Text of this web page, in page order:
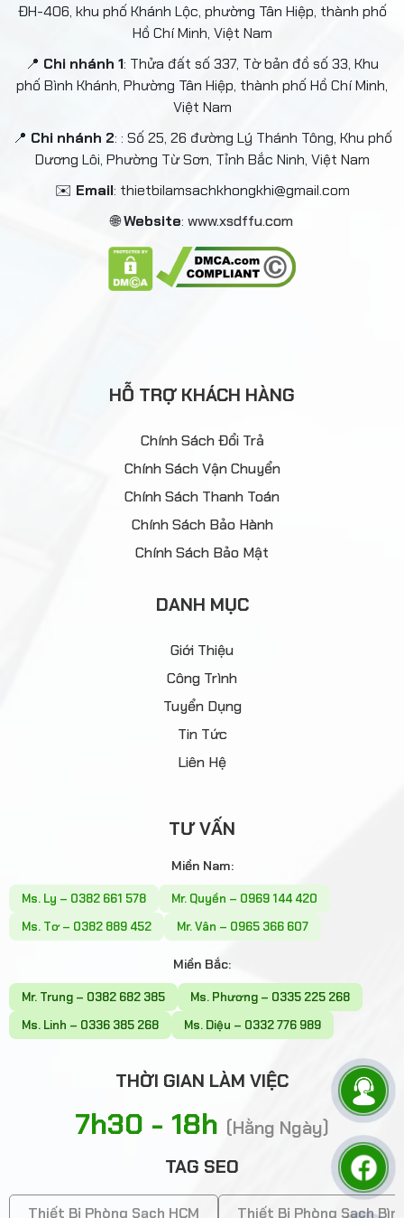
ĐH-406, khu phố Khánh Lộc, phường Tân Hiệp, thành phố
Hồ Chí Minh, Việt Nam
📍 Chi nhánh 1: Thửa đất số 337, Tờ bản đồ số 33, Khu
phố Bình Khánh, Phường Tân Hiệp, thành phố Hồ Chí Minh,
Việt Nam
📍 Chi nhánh 2: : Số 25, 26 đường Lý Thánh Tông, Khu phố
Dương Lôi, Phường Từ Sơn, Tỉnh Bắc Ninh, Việt Nam
✉️ Email: thietbilamsachkhongkhi@gmail.com
🌐Website: www.xsdffu.com
HỖ TRỢ KHÁCH HÀNG
Chính Sách Đổi Trả
Chính Sách Vận Chuyển
Chính Sách Thanh Toán
Chính Sách Bảo Hành
Chính Sách Bảo Mật
DANH MỤC
Giới Thiệu
Công Trình
Tuyển Dụng
Tin Tức
Liên Hệ
TƯ VẤN
Miền Nam:
Ms. Ly – 0382 661 578
Mr. Quyền – 0969 144 420
Ms. Tơ – 0382 889 452
Mr. Vân – 0965 366 607
Miền Bắc:
Mr. Trung – 0382 682 385
Ms. Phương – 0335 225 268
Ms. Linh – 0336 385 268
Ms. Diệu – 0332 776 989
THỜI GIAN LÀM VIỆC
7h30 - 18h (Hằng Ngày)
TAG SEO
Thiết Bị Phòng Sạch HCM Thiết Bị Phòng Sạch